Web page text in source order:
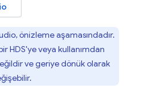
, önizleme aşamasındadır.
HDS'ye veya kullanımdan
ve geriye dönük olarak